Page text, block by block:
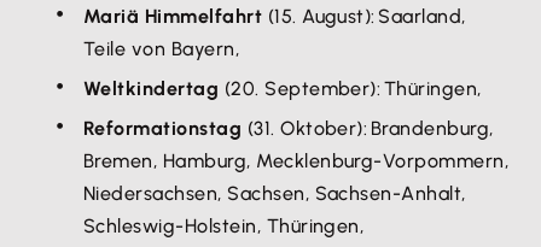
Mariä Himmelfahrt (15. August): Saarland,
Teile von Bayern,
Weltkindertag (20. September): Thüringen,
Reformationstag (31. Oktober): Brandenburg,
Bremen, Hamburg, Mecklenburg-Vorpommern,
Niedersachsen, Sachsen, Sachsen-Anhalt,
Schleswig-Holstein, Thüringen,